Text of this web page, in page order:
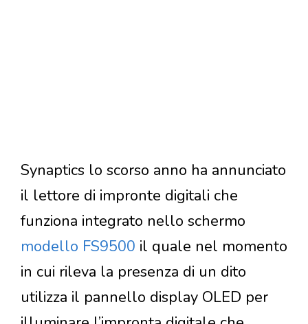
Synaptics lo scorso anno ha annunciato
il lettore di impronte digitali che
funziona integrato nello schermo
modello FS9500 il quale nel momento
in cui rileva la presenza di un dito
utilizza il pannello display OLED per